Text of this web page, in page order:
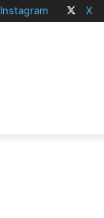
Instagram X